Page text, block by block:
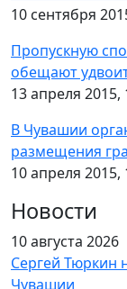
10 сентября
Пропускную
обещают
13 апреля 2015,
В Чувашии
размещения
10 апреля 2015,
Новости
10 августа 2026
Сергей Тюркин
Чувашии